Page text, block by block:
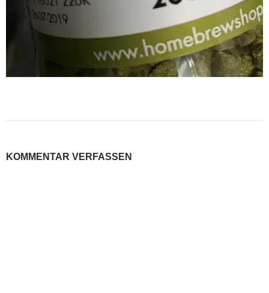
KOMMENTAR VERFASSEN